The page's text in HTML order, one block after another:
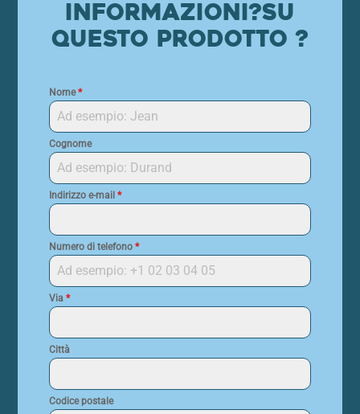
informazioni?su
questo prodotto ?
Nome*
Cognome
Indirizzo e-mail *
Numero di telefono *
Via *
Città
Codice postale